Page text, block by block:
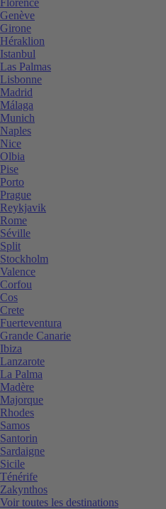
Genève
Girone
Héraklion
Istanbul
Las Palmas
Lisbonne
Madrid
Málaga
Munich
Naples
Nice
Olbia
Pise
Porto
Prague
Reykjavik
Rome
Séville
Split
Stockholm
Valence
Corfou
Cos
Crete
Fuerteventura
Grande Canarie
Ibiza
Lanzarote
La Palma
Madère
Majorque
Rhodes
Samos
Santorin
Sardaigne
Sicile
Ténérife
Zakynthos
Voir toutes les destinations